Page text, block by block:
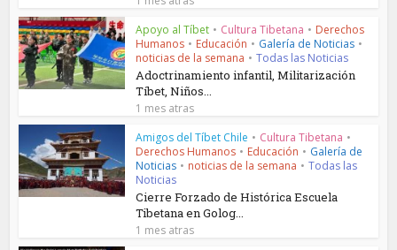
Apoyo al Tíbet • Cultura Tibetana • Derechos
Humanos • Educación • Galería de Noticias •
noticias de la semana • Todas las Noticias
Adoctrinamiento infantil, Militarización
Tíbet, Niños...
1 mes atras
Amigos del Tíbet Chile • Cultura Tibetana •
Derechos Humanos • Educación • Galería de
Noticias • noticias de la semana • Todas las
Noticias
Cierre Forzado de Histórica Escuela
Tibetana en Golog...
1 mes atras